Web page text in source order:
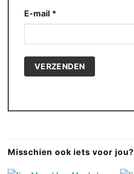
E-mail *
Misschien ook iets voor jou?